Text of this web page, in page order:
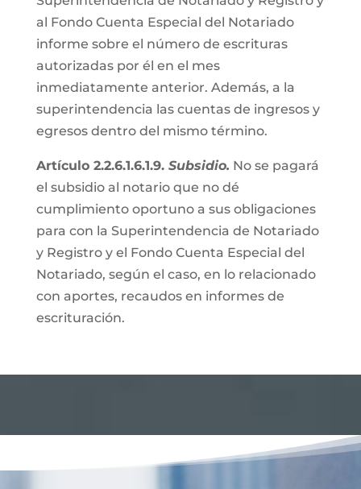
al Fondo Cuenta Especial del Notariado
informe sobre el número de escrituras
autorizadas por él en el mes
inmediatamente anterior. Además, a la
superintendencia las cuentas de ingresos y
egresos dentro del mismo término.
Artículo 2.2.6.1.6.1.9. Subsidio. No se pagará
el subsidio al notario que no dé
cumplimiento oportuno a sus obligaciones
para con la Superintendencia de Notariado
y Registro y el Fondo Cuenta Especial del
Notariado, según el caso, en lo relacionado
con aportes, recaudos en informes de
escrituración.